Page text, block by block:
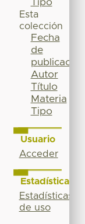
Tipo
Esta
colección
Fecha
de
publicación
Autor
Título
Materia
Tipo
Usuario
Acceder
Estadísticas
Estadísticas
de uso